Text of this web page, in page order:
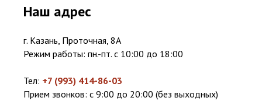
Наш адрес
г. Казань, Проточная, 8А
Режим работы: пн.-пт. с 10:00 до 18:00
Тел: +7 (993) 414-86-03
Прием звонков: с 9:00 до 20:00 (без выходных)